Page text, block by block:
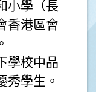
小學（長
香港區會
學校中品
秀學生。